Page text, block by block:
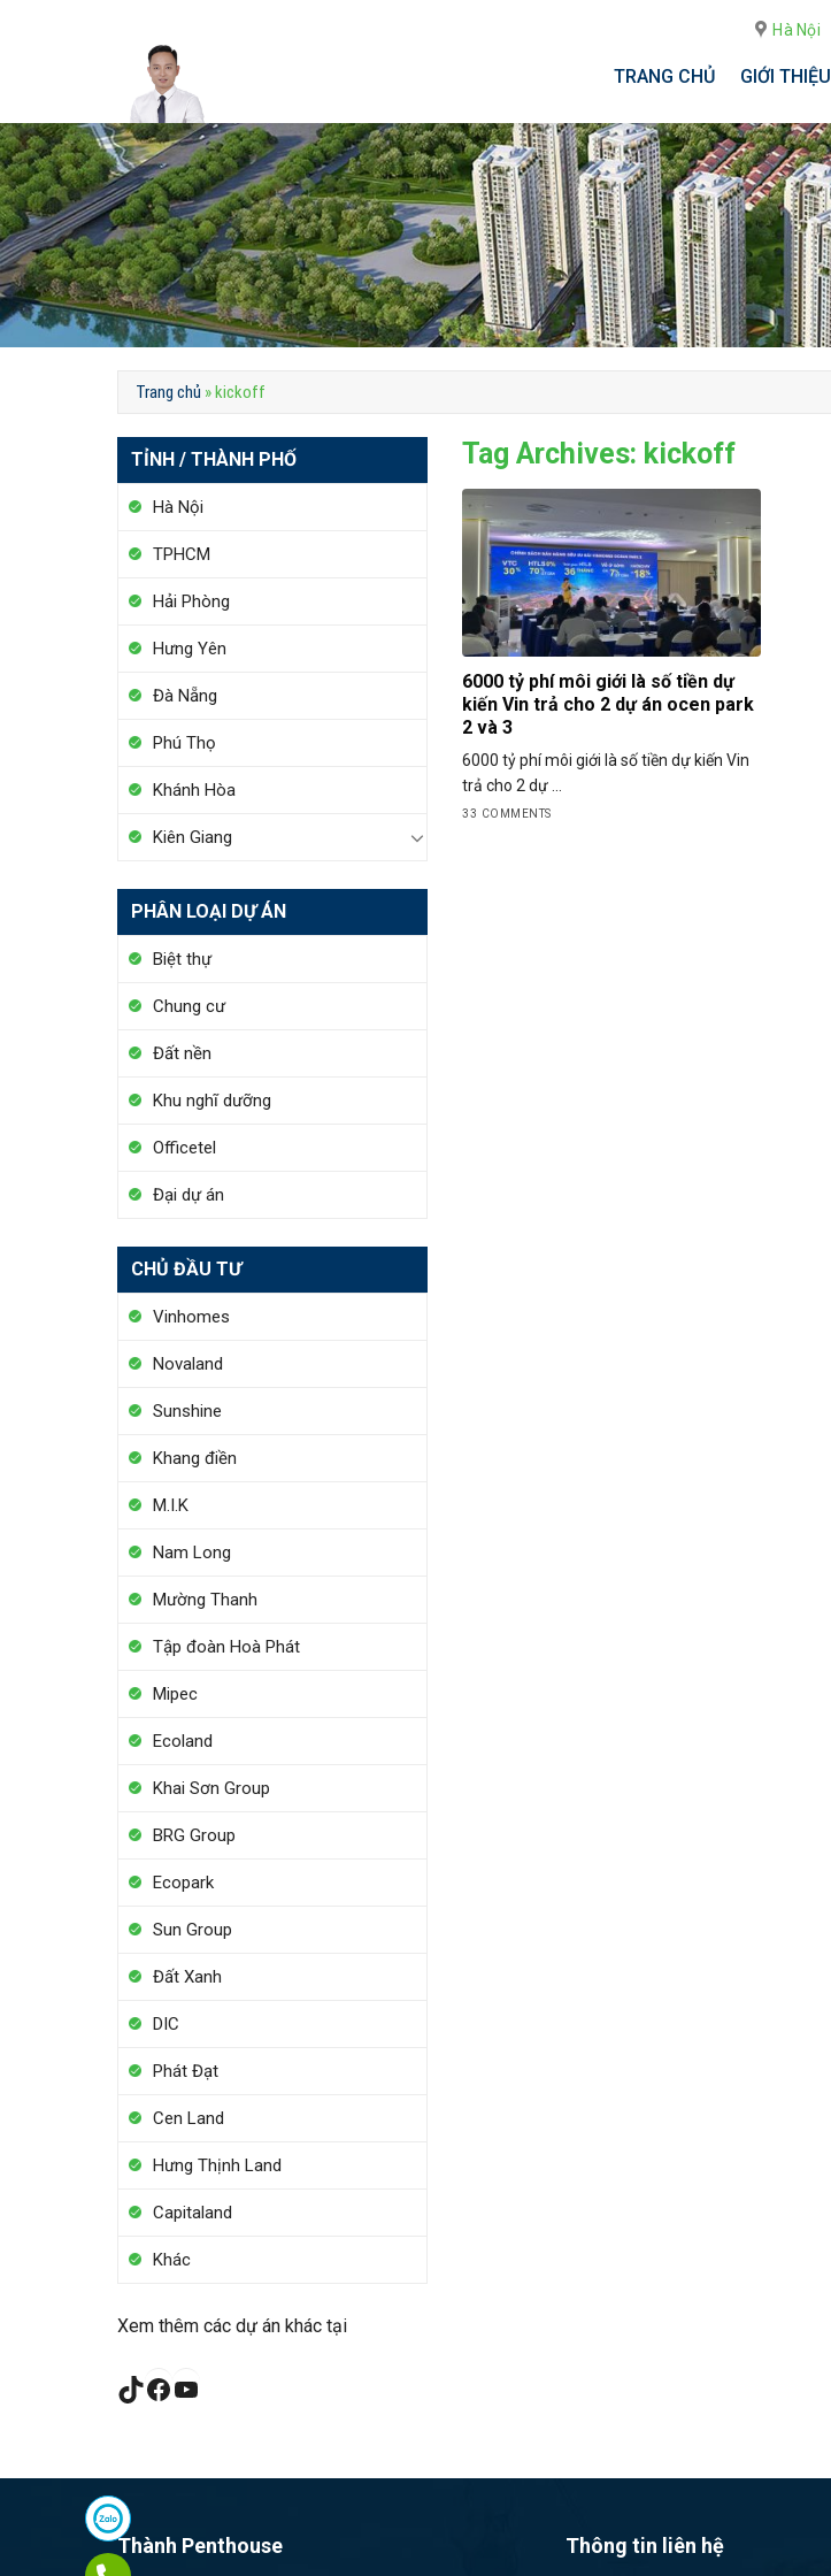
Hà Nội
TRANG CHỦ GIỚI THIỆU
Trang chủ »kickoff
TỈNH / THÀNH PHỐ
Hà Nội
TPHCM
Hải Phòng
Hưng Yên
Đà Nẵng
Phú Thọ
Khánh Hòa
Kiên Giang
PHÂN LOẠI DỰ ÁN
Biệt thự
Chung cư
Đất nền
Khu nghĩ dưỡng
Officetel
Đại dự án
CHỦ ĐẦU TƯ
Vinhomes
Novaland
Sunshine
Khang điền
M.I.K
Nam Long
Mường Thanh
Tập đoàn Hoà Phát
Mipec
Ecoland
Khai Sơn Group
BRG Group
Ecopark
Sun Group
Đất Xanh
DIC
Phát Đạt
Cen Land
Hưng Thịnh Land
Capitaland
Khác
Xem thêm các dự án khác tại
TikTok
Facebook
Tag Archives: kickoff
6000 tỷ phí môi giới là số tiền dự
kiến Vin trả cho 2 dự án ocen park
2 và 3
6000 tỷ phí môi giới là số tiền dự kiến Vin
trả cho 2 dự ...
33 COMMENTS
Thành Penthouse Thông tin liên hệ